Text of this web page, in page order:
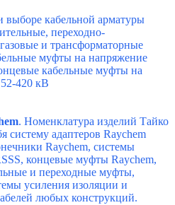
выборе кабельной арматуры
переходно-
и трансформаторные
муфты на напряжение
кабельные муфты на
420 кВ
. Номенклатура изделий Тайко
cистему адаптеров Raychem
Raychem, системы
концевые муфты Raychem,
и переходные муфты,
усиления изоляции и
любых конструкций.